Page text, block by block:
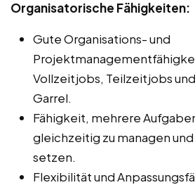
Organisatorische Fähigkeiten:
Gute Organisations- und
Vollzeitjobs, Teilzeitjobs
Garrel.
Fähigkeit, mehrere
gleichzeitig zu managen
setzen.
Flexibilität und